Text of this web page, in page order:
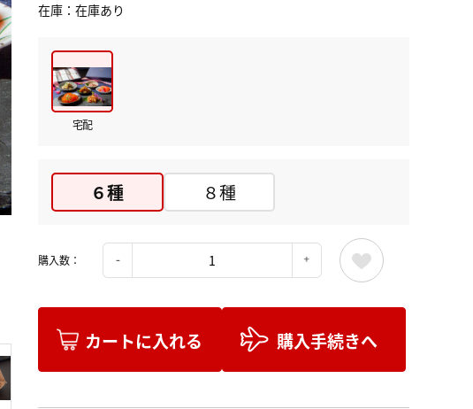
在庫 在庫あり
宅配
６種 ８種
購入数：
カートに入れる 購入手続きへ